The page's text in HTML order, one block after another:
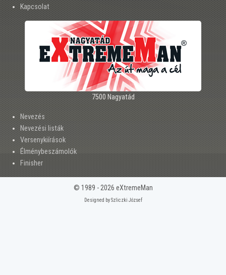
Kapcsolat
7500 Nagyatád
Nevezés
Nevezési listák
Versenykiírások
Élménybeszámolók
Finisher
© 1989 - 2026 eXtremeMan
Designed by Szliczki József